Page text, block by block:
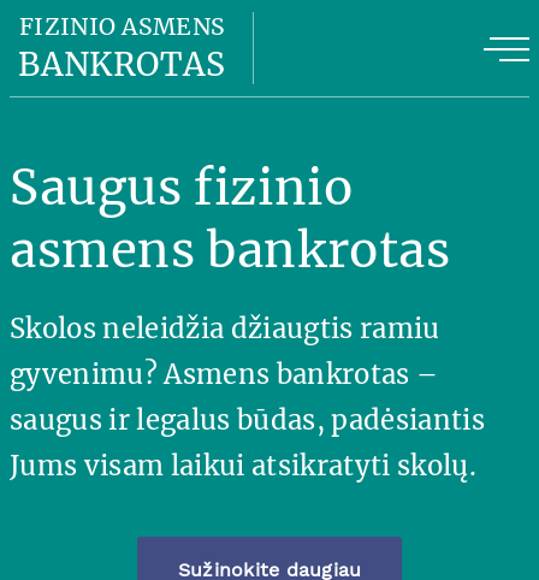
FIZINIO ASMENS
BANKROTAS Fizinio asmens bankroto kaina
Apie mus
Kontaktai
Saugus fizinio
asmens bankrotas
Skolos neleidžia džiaugtis ramiu
gyvenimu? Asmens bankrotas –
saugus ir legalus būdas, padėsiantis
Jums visam laikui atsikratyti skolų.
Sužinokite daugiau